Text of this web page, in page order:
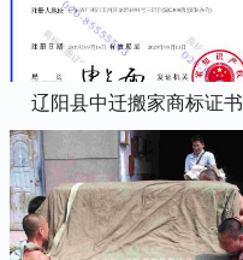
辽阳县中迁搬家商标证书